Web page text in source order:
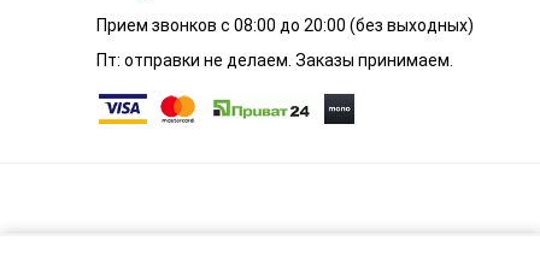
Прием звонков с 08:00 до 20:00 (без выходных)
Пт: отправки не делаем. Заказы принимаем.